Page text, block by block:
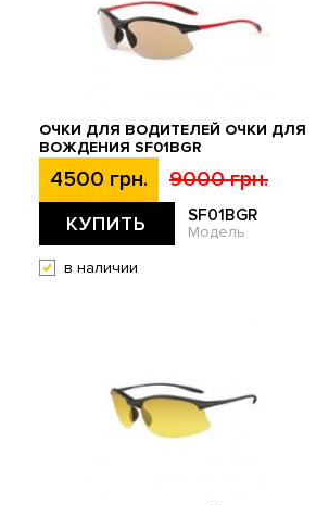
ОЧКИ ДЛЯ ВОДИТЕЛЕЙ ОЧКИ ДЛЯ
ВОЖДЕНИЯ SF01BGR
4500 грн. 9000 грн.
КУПИТЬ SF01BGR
Модель
в наличии